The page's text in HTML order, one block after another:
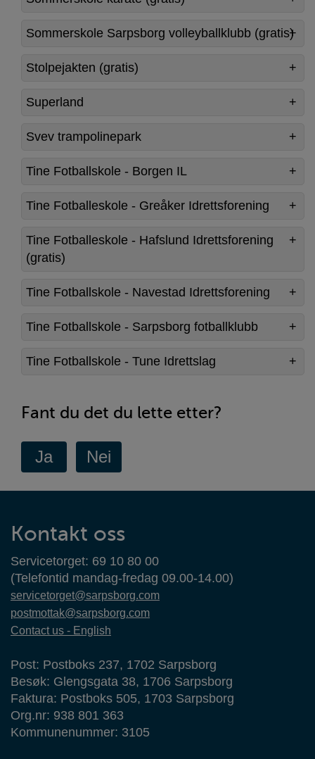
Sommerskole Sarpsborg volleyballklubb (gratis)
Stolpejakten (gratis)
Superland
Svev trampolinepark
Tine Fotballskole - Borgen IL
Tine Fotballeskole - Greåker Idrettsforening
Tine Fotballeskole - Hafslund Idrettsforening
(gratis)
Tine Fotballskole - Navestad Idrettsforening
Tine Fotballskole - Sarpsborg fotballklubb
Tine Fotballskole - Tune Idrettslag
Fant du det du lette etter?
Kontaktinformasjon
Kontakt oss
Servicetorget: 69 10 80 00
(Telefontid mandag-fredag 09.00-14.00)
servicetorget@sarpsborg.com
postmottak@sarpsborg.com
Contact us - English
Post: Postboks 237, 1702 Sarpsborg
Besøk: Glengsgata 38, 1706 Sarpsborg
Faktura: Postboks 505, 1703 Sarpsborg
Org.nr: 938 801 363
Kommunenummer: 3105